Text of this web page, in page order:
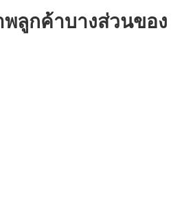
พลูกค้าบางส่วนของ